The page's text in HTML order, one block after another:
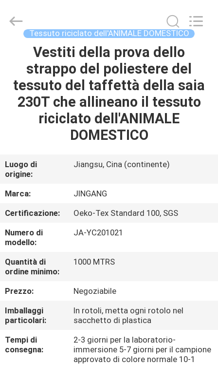
CASA
PRODOTTI
CIRCA
GIRO
DELLA
FABBRICA
CONTROLLO
DI
QUALITÀ
CONTATTICI
NOTIZIE
CASI
Textile
Co.,Ltd.
Tessuto riciclato dell'ANIMALE DOMESTICO
Vestiti della prova dello
strappo del poliestere del
tessuto del taffettà della saia
230T che allineano il tessuto
riciclato dell'ANIMALE
DOMESTICO
Luogo di
origine:
Jiangsu, Cina (continente)
Marca:
JINGANG
Certificazione:
Oeko-Tex Standard 100, SGS
Numero di
modello:
JA-YC201021
Quantità di
ordine minimo:
1000 MTRS
Prezzo:
Negoziabile
Imballaggi
particolari:
In rotoli, metta ogni rotolo nel
sacchetto di plastica
Tempi di
consegna:
2-3 giorni per la laboratorio-
immersione 5-7 giorni per il campione
approvato di colore normale 10-1